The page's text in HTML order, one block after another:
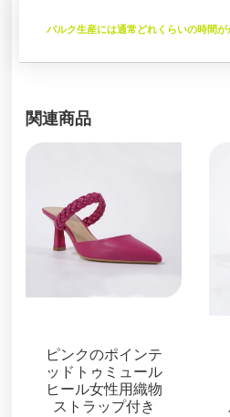
バルク生産には通常どれくらいの時間
関連商品
ピンクのポインテ
ッドトゥミュール
ヒール女性用織物
ストラップ付き